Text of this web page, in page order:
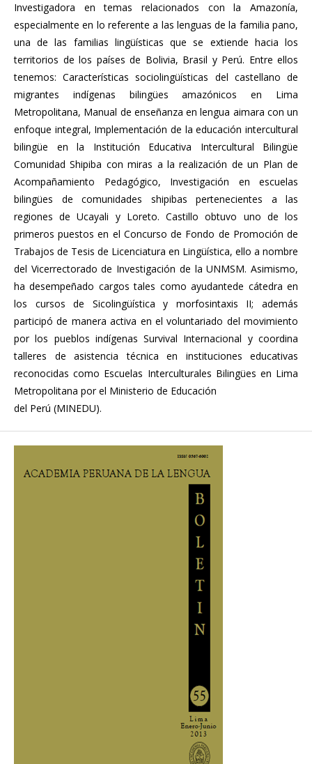
Investigadora en temas relacionados con la Amazonía,
especialmente en lo referente a las lenguas de la familia pano,
una de las familias lingüísticas que se extiende hacia los
territorios de los países de Bolivia, Brasil y Perú. Entre ellos
tenemos: Características sociolingüísticas del castellano de
migrantes indígenas bilingües amazónicos en Lima
Metropolitana, Manual de enseñanza en lengua aimara con un
enfoque integral, Implementación de la educación intercultural
bilingüe en la Institución Educativa Intercultural Bilingüe
Comunidad Shipiba con miras a la realización de un Plan de
Acompañamiento Pedagógico, Investigación en escuelas
bilingües de comunidades shipibas pertenecientes a las
regiones de Ucayali y Loreto. Castillo obtuvo uno de los
primeros puestos en el Concurso de Fondo de Promoción de
Trabajos de Tesis de Licenciatura en Lingüística, ello a nombre
del Vicerrectorado de Investigación de la UNMSM. Asimismo,
ha desempeñado cargos tales como ayudantede cátedra en
los cursos de Sicolingüística y morfosintaxis II; además
participó de manera activa en el voluntariado del movimiento
por los pueblos indígenas Survival Internacional y coordina
talleres de asistencia técnica en instituciones educativas
reconocidas como Escuelas Interculturales Bilingües en Lima
Metropolitana por el Ministerio de Educación
del Perú (MINEDU).